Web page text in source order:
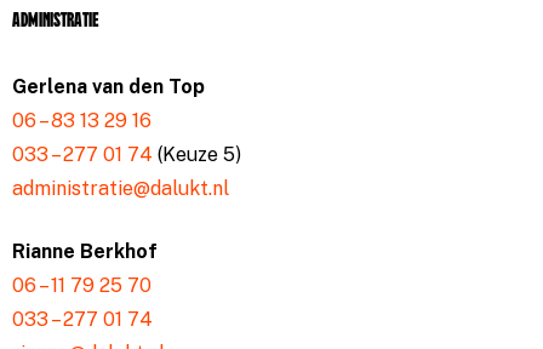
Administratie
Gerlena van den Top
06 – 83 13 29 16
033 – 277 01 74 (Keuze 5)
administratie@dalukt.nl
Rianne Berkhof
06 – 11 79 25 70
033 – 277 01 74